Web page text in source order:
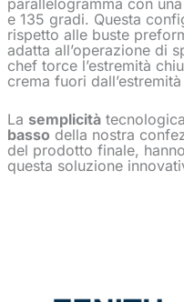
e 135 gradi. Questa
rispetto alle buste
adatta all’operazione di
chef torce l’estremità
crema fuori
La semplicità
basso della nostra
del prodotto finale,
questa soluzione